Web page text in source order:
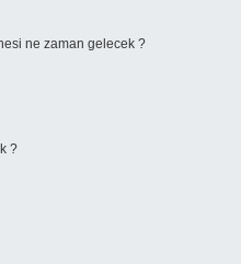
ne zaman gelecek ?
?